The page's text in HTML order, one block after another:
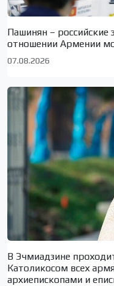
Пашинян – российские
отношении Армении
07.08.2026
В Эчмиадзине
Католикосом всех
архиепископами и